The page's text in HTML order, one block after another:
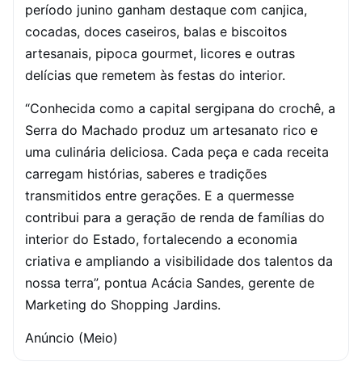
período junino ganham destaque com canjica,
cocadas, doces caseiros, balas e biscoitos
artesanais, pipoca gourmet, licores e outras
delícias que remetem às festas do interior.
“Conhecida como a capital sergipana do crochê, a
Serra do Machado produz um artesanato rico e
uma culinária deliciosa. Cada peça e cada receita
carregam histórias, saberes e tradições
transmitidos entre gerações. E a quermesse
contribui para a geração de renda de famílias do
interior do Estado, fortalecendo a economia
criativa e ampliando a visibilidade dos talentos da
nossa terra”, pontua Acácia Sandes, gerente de
Marketing do Shopping Jardins.
Anúncio (Meio)